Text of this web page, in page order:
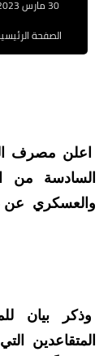
30 مارس 2023
الصفحة
اعلن مصرف
السادسة من
والعسكري عن
وذكر بيان